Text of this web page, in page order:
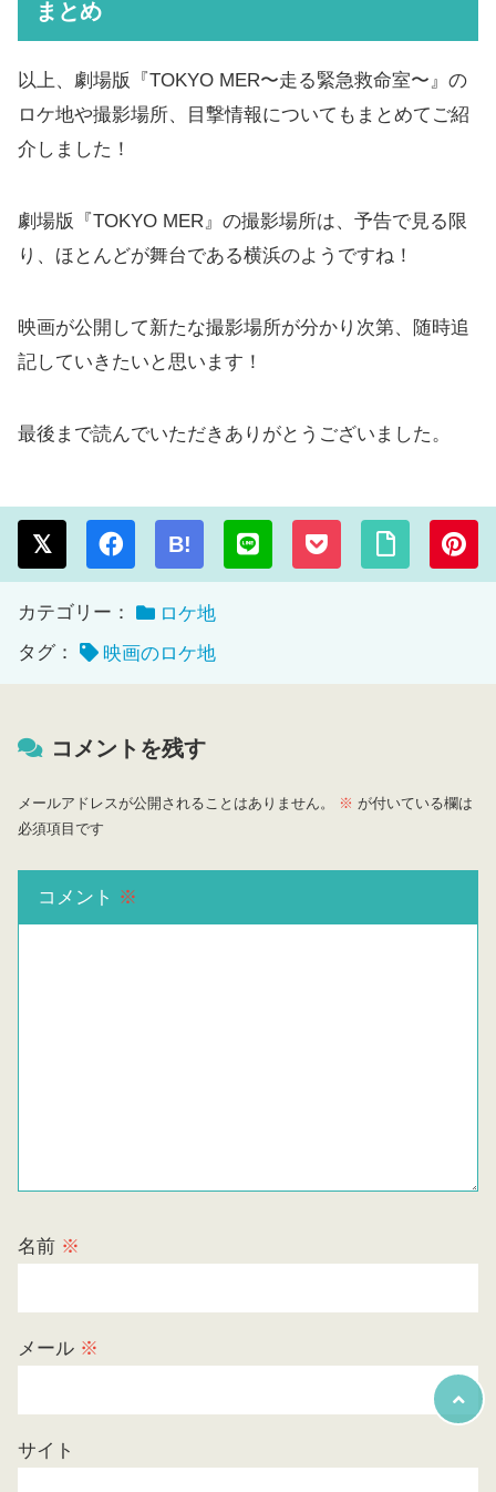
まとめ
以上、劇場版『TOKYO MER〜走る緊急救命室〜』の
ロケ地や撮影場所、目撃情報についてもまとめてご紹
介しました！
劇場版『TOKYO MER』の撮影場所は、予告で見る限
り、ほとんどが舞台である横浜のようですね！
映画が公開して新たな撮影場所が分かり次第、随時追
記していきたいと思います！
最後まで読んでいただきありがとうございました。
B!
カテゴリー：
ロケ地
タグ：
映画のロケ地
コメントを残す
メールアドレスが公開されることはありません。 ※ が付いている欄は
必須項目です
コメント ※
名前 ※
メール ※
サイト